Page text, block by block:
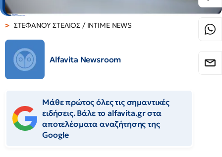
ΣΤΕΦΑΝΟΥ ΣΤΕΛΙΟΣ / INTIME NEWS
Alfavita Newsroom
Μάθε πρώτος όλες τις σημαντικές
ειδήσεις. Βάλε το alfavita.gr στα
αποτελέσματα αναζήτησης της
Google